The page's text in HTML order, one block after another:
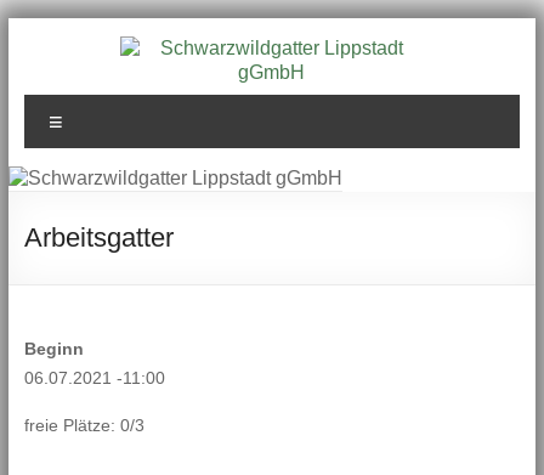
Schwarzwildgatter
Lippstadt gGmbH
Arbeitsgatter
Beginn
06.07.2021 -11:00
freie Plätze: 0/3